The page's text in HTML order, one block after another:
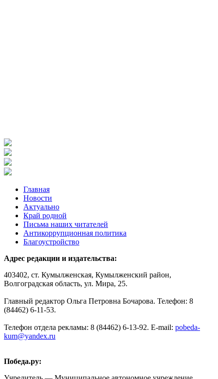
Главная
Новости
Актуально
Край родной
Письма наших читателей
Антикоррупционная политика
Благоустройство
Адрес редакции и издательства:
403402, ст. Кумылженская, Кумылженский район,
Волгоградская область, ул. Мира, 25.
Главный редактор Ольга Петровна Бочарова. Телефон: 8
(84462) 6-11-53.
Телефон отдела рекламы: 8 (84462) 6-13-92. E-mail: pobeda-
kum@yandex.ru
Победа.ру: